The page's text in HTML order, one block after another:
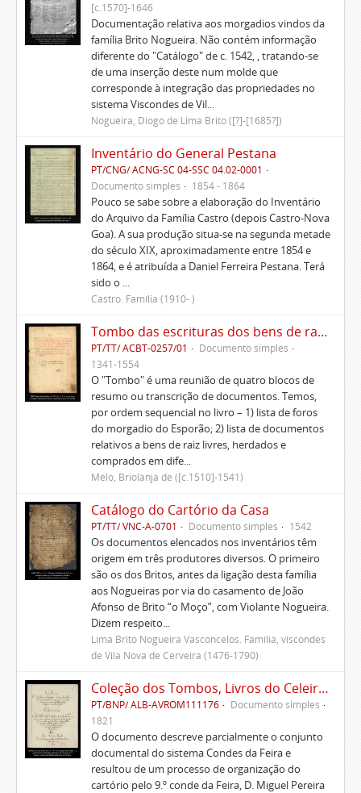
[c.1570]-1646
Documentação relativa aos morgadios vindos da
família Brito Nogueira. Não contém informação
diferente do "Catálogo" de c. 1542, , tratando-se
de uma inserção deste num molde que
corresponde à integração das propriedades no
sistema Viscondes de Vil...
Nogueira, Diogo de Lima Brito ([?]-[1685?])
Inventário do General Pestana
PT/CNG/ ACNG-SC 04-SSC 04.02-0001
Documento simples
1854 - 1864
Pouco se sabe sobre a elaboração do Inventário
do Arquivo da Família Castro (depois Castro-Nova
Goa). A sua produção situa-se na segunda metade
do século XIX, aproximadamente entre 1854 e
1864, e é atribuída a Daniel Ferreira Pestana. Terá
sido o ...
Castro. Família (1910- )
Tombo das escrituras dos bens de raiz e rendas do morgadio do Esporão e memorial delas
PT/TT/ ACBT-0257/01
Documento simples
1341-1554
O "Tombo" é uma reunião de quatro blocos de
resumo ou transcrição de documentos. Temos,
por ordem sequencial no livro – 1) lista de foros
do morgadio do Esporão; 2) lista de documentos
relativos a bens de raiz livres, herdados e
comprados em dife...
Melo, Briolanja de ([c.1510]-1541)
Catálogo do Cartório da Casa
PT/TT/ VNC-A-0701 Documento simples 1542
Os documentos elencados nos inventários têm
origem em três produtores diversos. O primeiro
são os dos Britos, antes da ligação desta família
aos Nogueiras por via do casamento de João
Afonso de Brito “o Moço”, com Violante Nogueira.
Dizem respeito...
Lima Brito Nogueira Vasconcelos. Família, viscondes
de Vila Nova de Cerveira (1476-1790)
Coleção dos Tombos, Livros do Celeiro, Escrituras, Documentos e títulos pertencentes ao Morgado de Freiriz e de Penegate
PT/BNP/ ALB-AVROM111176
Documento simples
1821
O documento descreve parcialmente o conjunto
documental do sistema Condes da Feira e
resultou de um processo de organização do
cartório pelo 9.º conde da Feira, D. Miguel Pereira